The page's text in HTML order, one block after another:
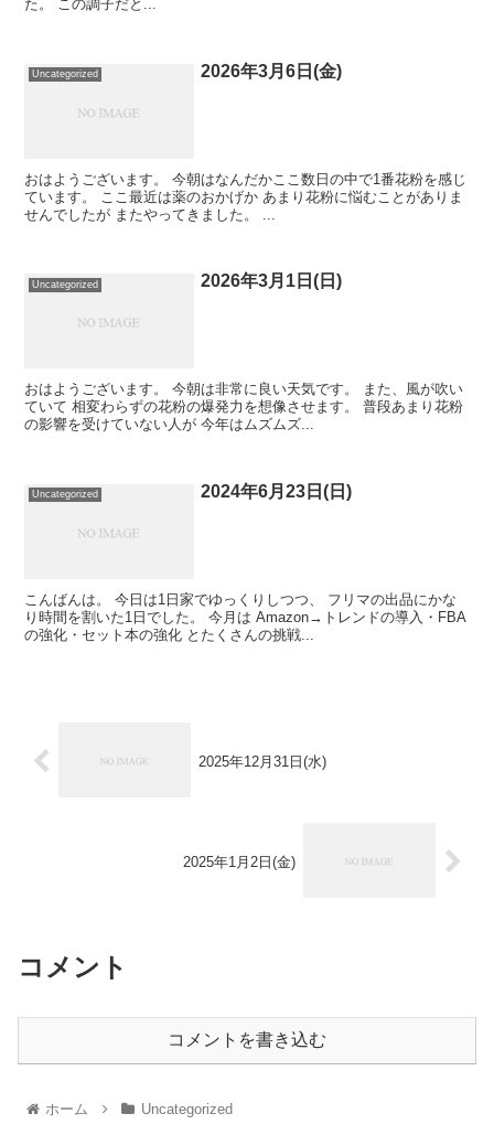
た。 この調子だと...
Uncategorized 2026年3月6日(金)
おはようございます。 今朝はなんだかここ数日の中で1番花粉を感じ
ています。 ここ最近は薬のおかげか あまり花粉に悩むことがありま
せんでしたが またやってきました。 ...
Uncategorized 2026年3月1日(日)
おはようございます。 今朝は非常に良い天気です。 また、風が吹い
ていて 相変わらずの花粉の爆発力を想像させます。 普段あまり花粉
の影響を受けていない人が 今年はムズムズ...
Uncategorized 2024年6月23日(日)
こんばんは。 今日は1日家でゆっくりしつつ、 フリマの出品にかな
り時間を割いた1日でした。 今月は Amazon→トレンドの導入・FBA
の強化・セット本の強化 とたくさんの挑戦...
2025年12月31日(水)
2025年1月2日(金)
コメント
コメントを書き込む
ホーム Uncategorized